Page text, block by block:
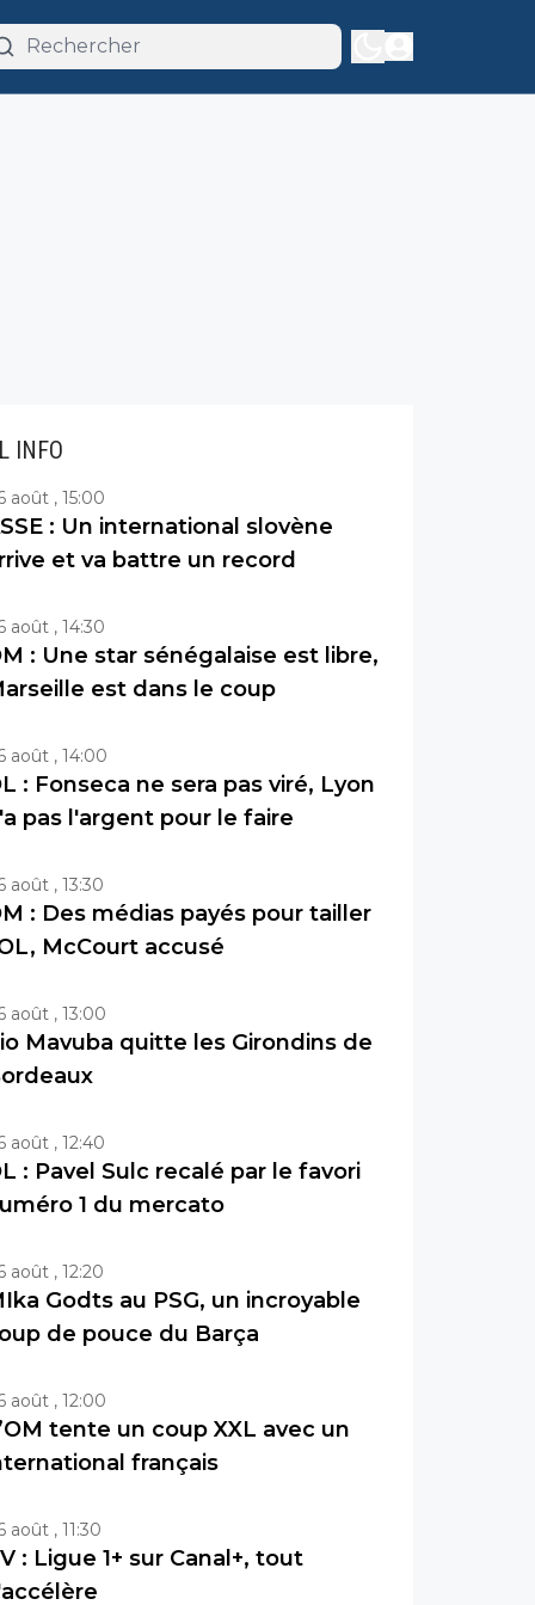
INFO
août , 15:00
: Un international slovène
et va battre un record
août , 14:30
: Une star sénégalaise est libre,
est dans le coup
août , 14:00
: Fonseca ne sera pas viré, Lyon
pas l'argent pour le faire
août , 13:30
: Des médias payés pour tailler
McCourt accusé
août , 13:00
Mavuba quitte les Girondins de
août , 12:40
: Pavel Sulc recalé par le favori
1 du mercato
août , 12:20
Godts au PSG, un incroyable
de pouce du Barça
août , 12:00
tente un coup XXL avec un
français
août , 11:30
: Ligue 1+ sur Canal+, tout